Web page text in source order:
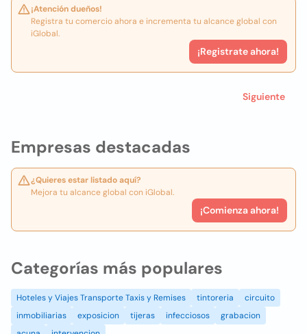
Empresas destacadas
¿Quieres estar listado aquí?
Mejora tu alcance global con iGlobal.
¡Comienza ahora!
¡Atención dueños!
Registra tu comercio ahora e incrementa tu alcance global con
iGlobal.
¡Registrate ahora!
Siguiente
Categorías más populares
Hoteles y Viajes Transporte Taxis y Remises tintoreria
circuito
inmobiliarias
exposicion tijeras infecciosos
grabacion